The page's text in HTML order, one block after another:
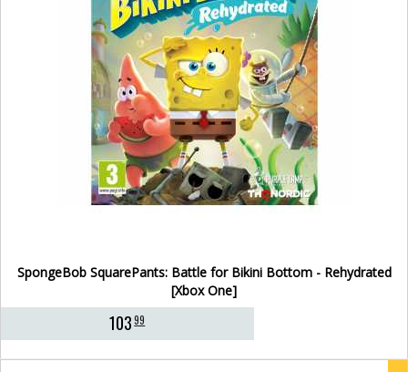
SpongeBob SquarePants: Battle for Bikini Bottom - Rehydrated
[Xbox One]
10399